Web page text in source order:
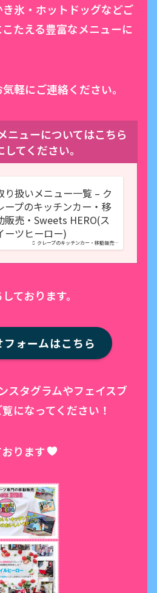
氷・ホットドッグなどご
たえる豊富なメニューに
軽にご連絡ください。
ニューについてはこちら
てください。
クレープのキッチンカー・移動販売…
り扱いメニュー一覧 – ク
ープのキッチンカー・移
販売・Sweets HERO(ス
ーツヒーロー)
ております。
ォームはこちら
スタグラムやフェイスブ
になってください！
ります